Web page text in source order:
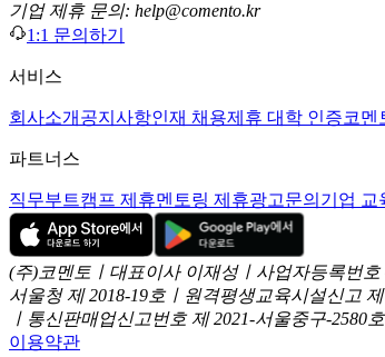
기업 제휴 문의: help@comento.kr
1:1 문의하기
서비스
회사소개 공지사항인재 채용제휴 대학 인증코멘
파트너스
직무부트캠프 제휴멘토링 제휴광고문의 기업 교
(주)코멘토ㅣ대표이사 이재성ㅣ사업자등록번호
서울청 제 2018-19호ㅣ원격평생교육시설신고
ㅣ통신판매업신고번호 제 2021-서울중구-2580호
이용약관